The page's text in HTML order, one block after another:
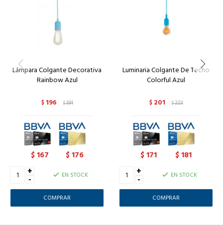
Lámpara Colgante Decorativa
Rainbow Azul
$196 $391
$167 $176
+
- EN STOCK
Luminaria Colgante De Techo
Colorful Azul
$ 201 $223
$171 $181
+
- EN STOCK